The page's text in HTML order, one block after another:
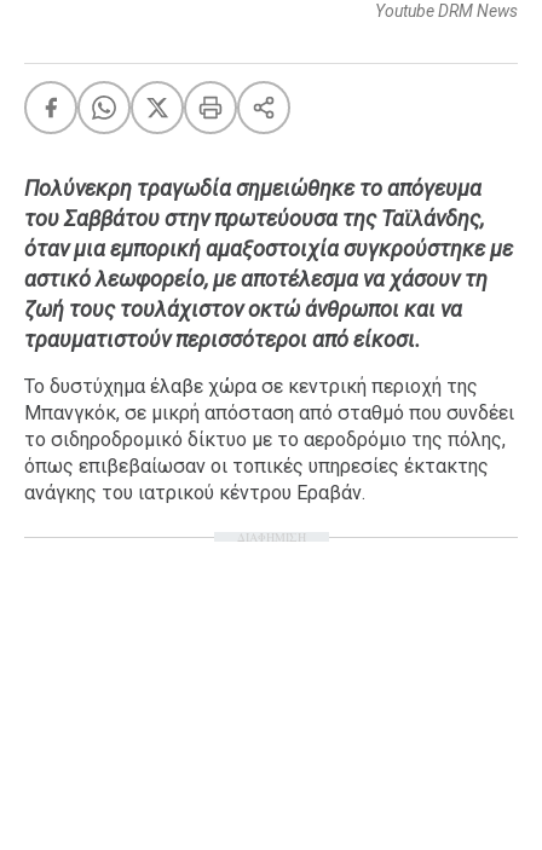
OMG LOL
Xmas
LIFE
Ταξίδια
Style
Σπίτι
Family
Σχέσεις
Youtube DRM News
Πολύνεκρη τραγωδία σημειώθηκε το απόγευμα
του Σαββάτου στην πρωτεύουσα της Ταϊλάνδης,
όταν μια εμπορική αμαξοστοιχία συγκρούστηκε με
αστικό λεωφορείο, με αποτέλεσμα να χάσουν τη
ζωή τους τουλάχιστον οκτώ άνθρωποι και να
τραυματιστούν περισσότεροι από είκοσι.
Το δυστύχημα έλαβε χώρα σε κεντρική περιοχή της
Μπανγκόκ, σε μικρή απόσταση από σταθμό που συνδέει
το σιδηροδρομικό δίκτυο με το αεροδρόμιο της πόλης,
όπως επιβεβαίωσαν οι τοπικές υπηρεσίες έκτακτης
ανάγκης του ιατρικού κέντρου Εραβάν.
ΔΙΑΦΗΜΙΣΗ